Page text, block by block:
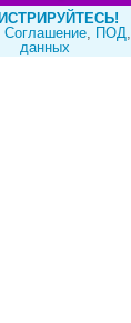
Cоглашение, ПОД,
данных